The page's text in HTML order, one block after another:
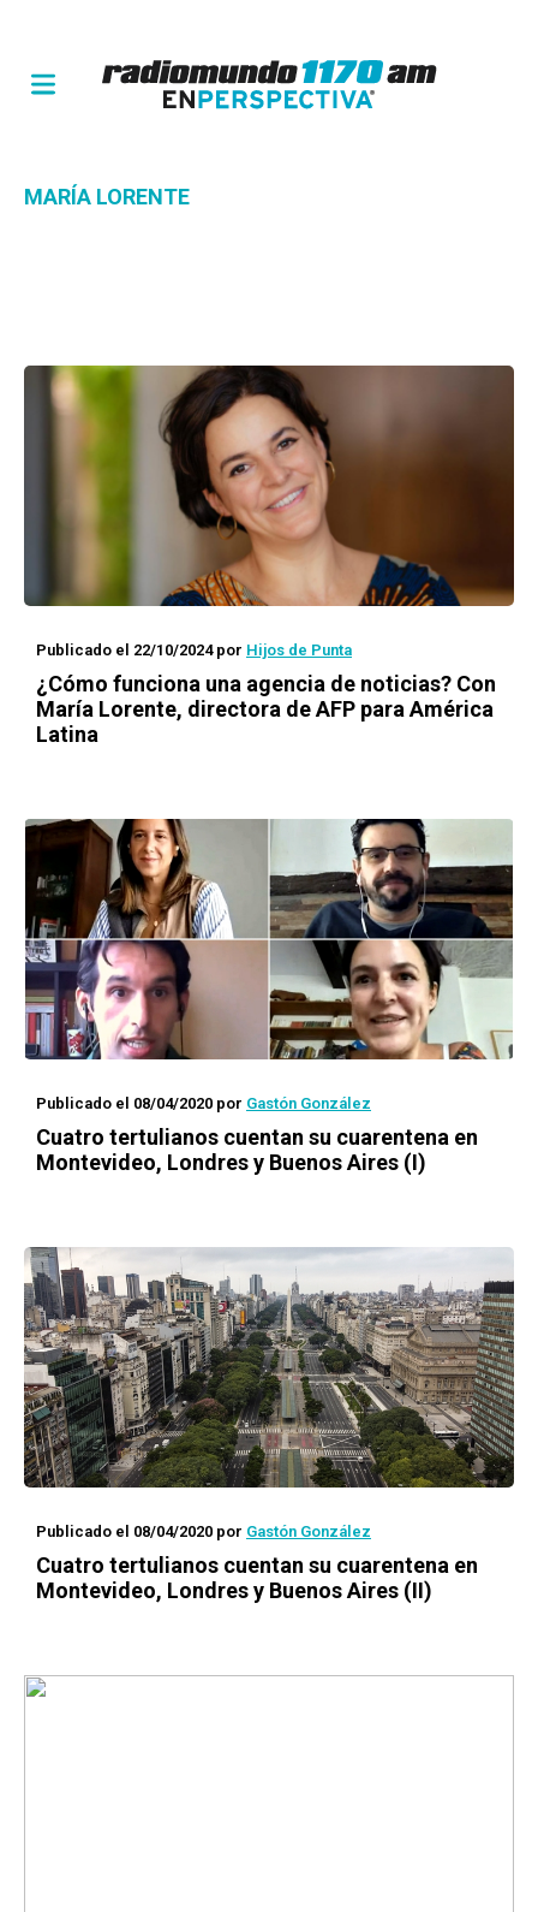
MARÍA LORENTE
Publicado el 22/10/2024por Hijos de Punta
¿Cómo funciona una agencia de noticias? Con
María Lorente, directora de AFP para América
Latina
Publicado el 08/04/2020 por Gastón González
Cuatro tertulianos cuentan su cuarentena en
Montevideo, Londres y Buenos Aires (I)
Publicado el 08/04/2020 por Gastón González
Cuatro tertulianos cuentan su cuarentena en
Montevideo, Londres y Buenos Aires (II)